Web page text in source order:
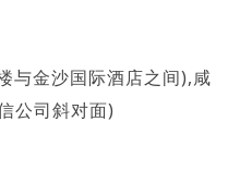
与金沙国际酒店之间),咸
公司斜对面)